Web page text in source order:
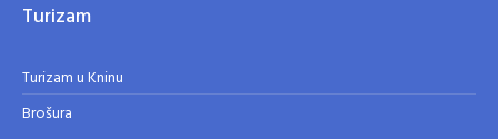
Turizam
Turizam u Kninu
Brošura